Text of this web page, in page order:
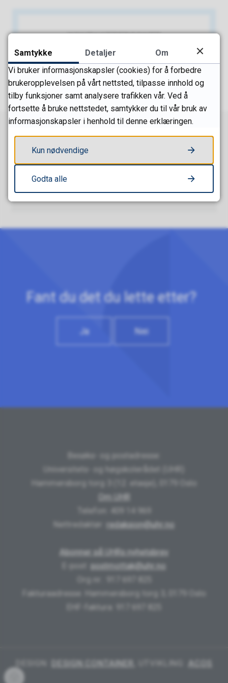
KONTAKTPERSONER
Del denne siden
Skriv utDel på Facebook
Del på TwitterDel på LinkedIn
Tips en venn
Fant du det du lette etter?
Ja Nei
Besøks- og postadresse:
Universitets- og høgskolerådet (UHR)
Hammersborg torg 3 (12. etasje), 0179 Oslo
Om UHR
Nettredaktør:
redaksjon@uhr.no
Abonner på UHRs nyhetsbrev
postmottak@uhr.no
Fakturaadresse: Hammersborg torg 3, 0179 Oslo
EHF-faktura: 917 697 825
DESIGN CONTAINER ACOS
Samtykke Detaljer
Om
Vi bruker informasjonskapsler (cookies) for å forbedre
brukeropplevelsen på vårt nettsted, tilpasse innhold og
tilby funksjoner samt analysere trafikken vår. Ved å
fortsette å bruke nettstedet, samtykker du til vår bruk av
informasjonskapsler i henhold til denne erklæringen.
Kun nødvendige
Godta alle